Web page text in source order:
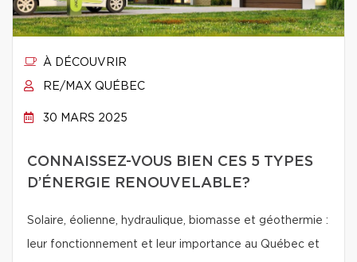
À DÉCOUVRIR
RE/MAX QUÉBEC
30 MARS 2025
CONNAISSEZ-VOUS BIEN CES 5 TYPES
D’ÉNERGIE RENOUVELABLE?
Solaire, éolienne, hydraulique, biomasse et géothermie :
leur fonctionnement et leur importance au Québec et